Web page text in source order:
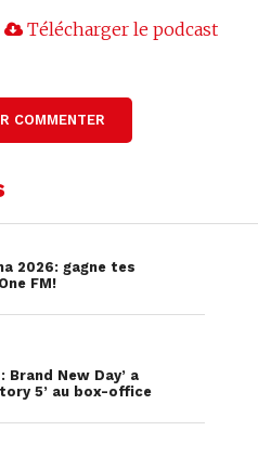
Télécharger le podcast
COMMENTER
2026: gagne tes
FM!
Brand New Day’ a
5’ au box-office